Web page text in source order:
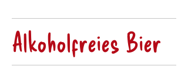
Alkoholfreies Bier